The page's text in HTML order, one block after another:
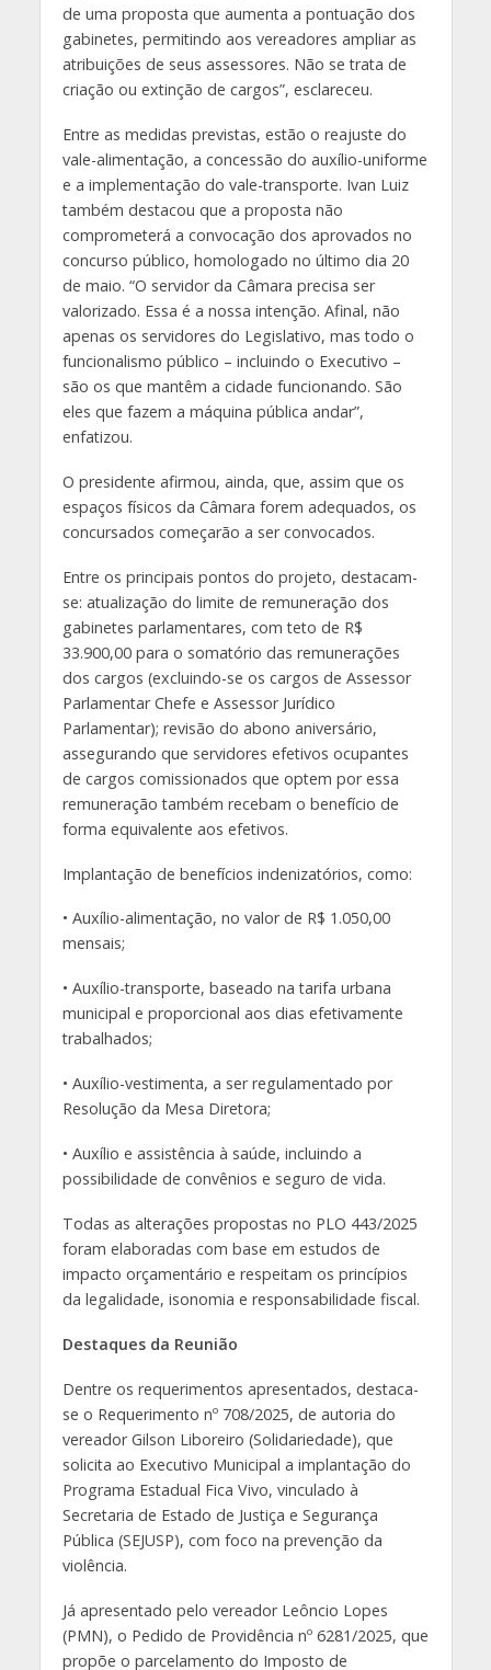
de uma proposta que aumenta a pontuação dos
gabinetes, permitindo aos vereadores ampliar as
atribuições de seus assessores. Não se trata de
criação ou extinção de cargos”, esclareceu.
Entre as medidas previstas, estão o reajuste do
vale-alimentação, a concessão do auxílio-uniforme
e a implementação do vale-transporte. Ivan Luiz
também destacou que a proposta não
comprometerá a convocação dos aprovados no
concurso público, homologado no último dia 20
de maio. “O servidor da Câmara precisa ser
valorizado. Essa é a nossa intenção. Afinal, não
apenas os servidores do Legislativo, mas todo o
funcionalismo público – incluindo o Executivo –
são os que mantêm a cidade funcionando. São
eles que fazem a máquina pública andar”,
enfatizou.
O presidente afirmou, ainda, que, assim que os
espaços físicos da Câmara forem adequados, os
concursados começarão a ser convocados.
Entre os principais pontos do projeto, destacam-
se: atualização do limite de remuneração dos
gabinetes parlamentares, com teto de R$
33.900,00 para o somatório das remunerações
dos cargos (excluindo-se os cargos de Assessor
Parlamentar Chefe e Assessor Jurídico
Parlamentar); revisão do abono aniversário,
assegurando que servidores efetivos ocupantes
de cargos comissionados que optem por essa
remuneração também recebam o benefício de
forma equivalente aos efetivos.
Implantação de benefícios indenizatórios, como:
• Auxílio-alimentação, no valor de R$ 1.050,00
mensais;
• Auxílio-transporte, baseado na tarifa urbana
municipal e proporcional aos dias efetivamente
trabalhados;
• Auxílio-vestimenta, a ser regulamentado por
Resolução da Mesa Diretora;
• Auxílio e assistência à saúde, incluindo a
possibilidade de convênios e seguro de vida.
Todas as alterações propostas no PLO 443/2025
foram elaboradas com base em estudos de
impacto orçamentário e respeitam os princípios
da legalidade, isonomia e responsabilidade fiscal.
Destaques da Reunião
Dentre os requerimentos apresentados, destaca-
se o Requerimento nº 708/2025, de autoria do
vereador Gilson Liboreiro (Solidariedade), que
solicita ao Executivo Municipal a implantação do
Programa Estadual Fica Vivo, vinculado à
Secretaria de Estado de Justiça e Segurança
Pública (SEJUSP), com foco na prevenção da
violência.
Já apresentado pelo vereador Leôncio Lopes
(PMN), o Pedido de Providência nº 6281/2025, que
propõe o parcelamento do Imposto de